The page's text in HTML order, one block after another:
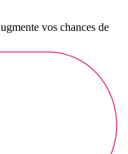
vos chances de